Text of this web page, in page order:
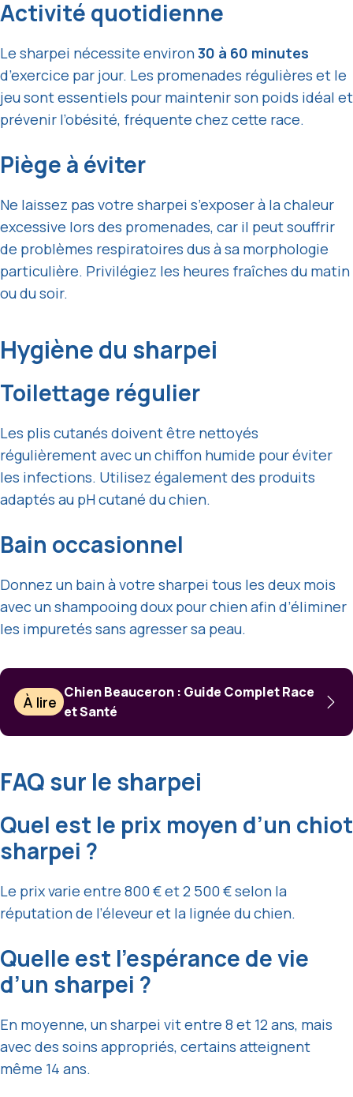
Activité quotidienne
Le sharpei nécessite environ30 à 60 minutes
d’exercice par jour. Les promenades régulières et le
jeu sont essentiels pour maintenir son poids idéal et
prévenir l’obésité, fréquente chez cette race.
Piège à éviter
Ne laissez pas votre sharpei s’exposer à la chaleur
excessive lors des promenades, car il peut souffrir
de problèmes respiratoires dus à sa morphologie
particulière. Privilégiez les heures fraîches du matin
ou du soir.
Hygiène du sharpei
Toilettage régulier
Les plis cutanés doivent être nettoyés
régulièrement avec un chiffon humide pour éviter
les infections. Utilisez également des produits
adaptés au pH cutané du chien.
Bain occasionnel
Donnez un bain à votre sharpei tous les deux mois
avec un shampooing doux pour chien afin d’éliminer
les impuretés sans agresser sa peau.
À lire
Chien Beauceron : Guide Complet Race
et Santé
FAQ sur le sharpei
Quel est le prix moyen d’un chiot
sharpei ?
Le prix varie entre 800 € et 2 500 € selon la
réputation de l’éleveur et la lignée du chien.
Quelle est l’espérance de vie
d’un sharpei ?
En moyenne, un sharpei vit entre 8 et 12 ans, mais
avec des soins appropriés, certains atteignent
même 14 ans.